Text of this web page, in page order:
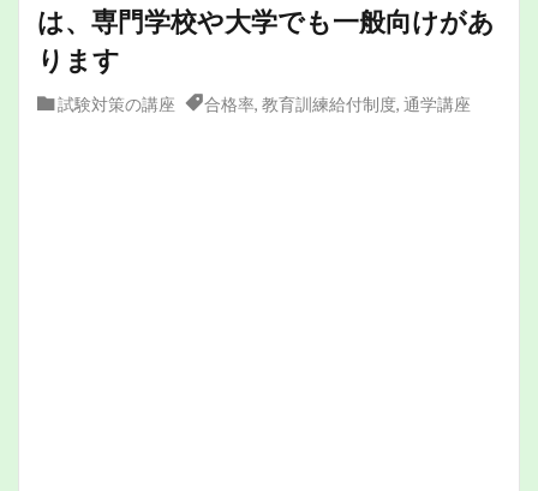
は、専門学校や大学でも一般向けがあ
ります
試験対策の講座 合格率, 教育訓練給付制度, 通学講座